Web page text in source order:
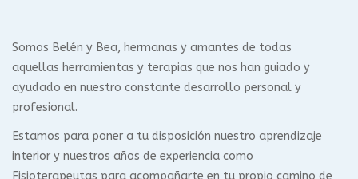
Somos Belén y Bea, hermanas y amantes de todas
aquellas herramientas y terapias que nos han guiado y
ayudado en nuestro constante desarrollo personal y
profesional.
Estamos para poner a tu disposición nuestro aprendizaje
interior y nuestros años de experiencia como
Fisioterapeutas para acompañarte en tu propio camino de